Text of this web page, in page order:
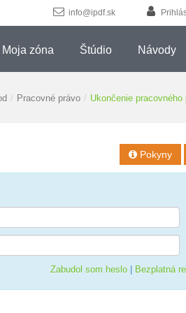
info@ipdf.sk
Moja zóna Štúdio Návody
/ Pracovné právo / Ukončenie pracovného
 Pokyny
Zabudol som heslo| Bezplatná